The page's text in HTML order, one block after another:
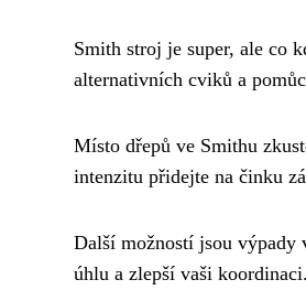
Smith stroj je super, ale co
alternativních cviků a
Místo dřepů ve Smithu
intenzitu přidejte na činku
Další možností jsou výpady
úhlu a zlepší vaši koordinaci.